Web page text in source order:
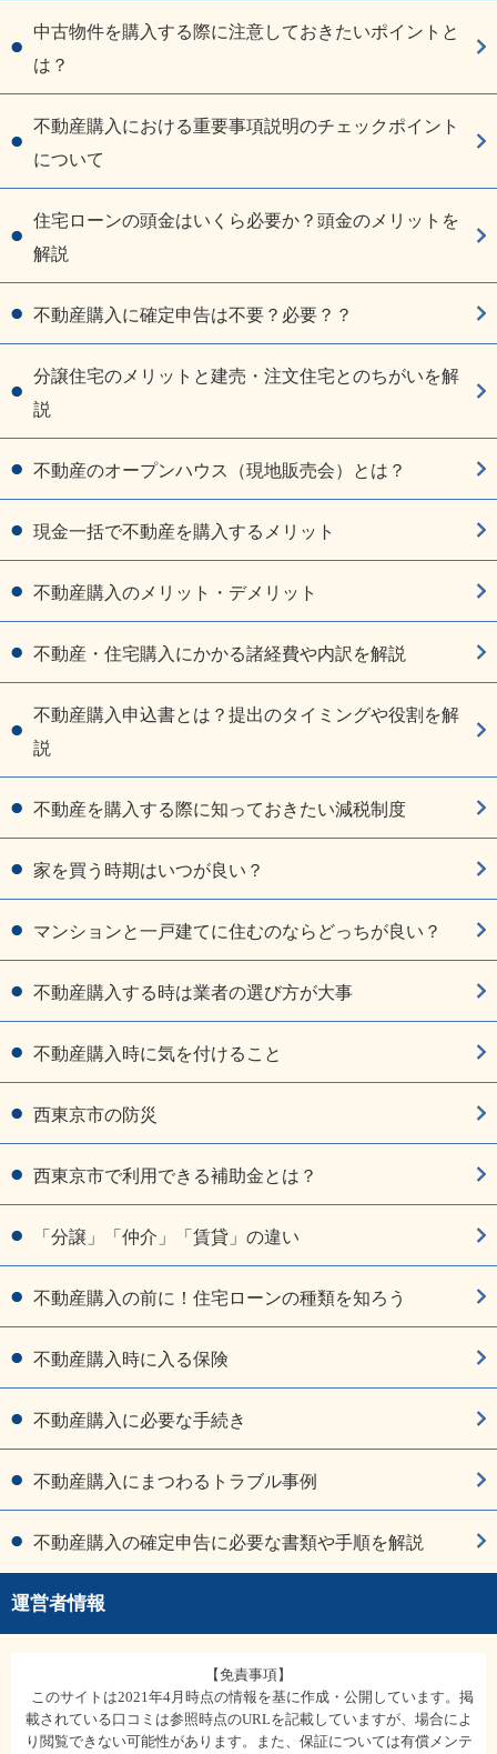
中古物件を購入する際に注意しておきたいポイントと
は？
不動産購入における重要事項説明のチェックポイント
について
住宅ローンの頭金はいくら必要か？頭金のメリットを
解説
不動産購入に確定申告は不要？必要？？
分譲住宅のメリットと建売・注文住宅とのちがいを解
説
不動産のオープンハウス（現地販売会）とは？
現金一括で不動産を購入するメリット
不動産購入のメリット・デメリット
不動産・住宅購入にかかる諸経費や内訳を解説
不動産購入申込書とは？提出のタイミングや役割を解
説
不動産を購入する際に知っておきたい減税制度
家を買う時期はいつが良い？
マンションと一戸建てに住むのならどっちが良い？
不動産購入する時は業者の選び方が大事
不動産購入時に気を付けること
西東京市の防災
西東京市で利用できる補助金とは？
「分譲」「仲介」「賃貸」の違い
不動産購入の前に！住宅ローンの種類を知ろう
不動産購入時に入る保険
不動産購入に必要な手続き
不動産購入にまつわるトラブル事例
不動産購入の確定申告に必要な書類や手順を解説
運営者情報
【免責事項】
このサイトは2021年4月時点の情報を基に作成・公開しています。掲
載されている口コミは参照時点のURLを記載していますが、場合によ
り閲覧できない可能性があります。また、保証については有償メンテ